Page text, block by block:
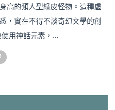
高的類人型綠皮怪物。這種虛
，實在不得不談奇幻文學的創
用神話元素，…